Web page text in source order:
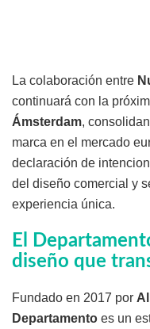
La colaboración entre
continuará con la
Ámsterdam,
marca en el mercado
declaración de
del diseño comercial y
experiencia única.
El
diseño que
Fundado en 2017 por
Departamento es un